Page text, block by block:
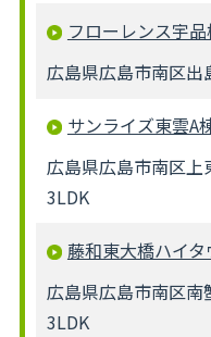
フローレンス宇
広島県広島市南区出
サンライズ東雲A
広島県広島市南区上
3LDK
藤和東大橋ハイタ
広島県広島市南区南
3LDK